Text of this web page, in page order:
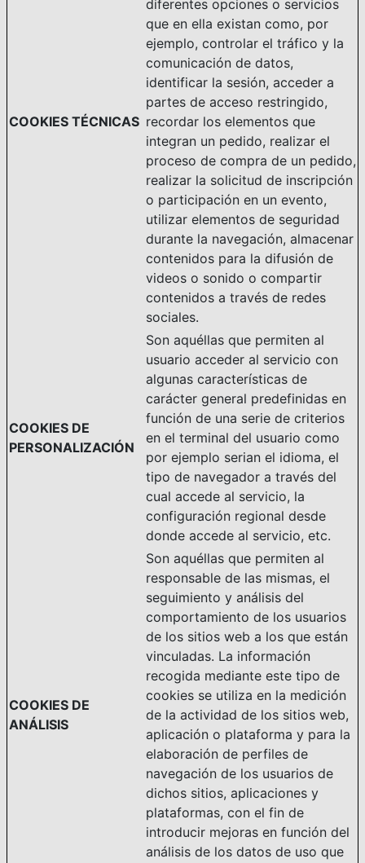
COOKIES TÉCNICAS
diferentes opciones o servicios
que en ella existan como, por
ejemplo, controlar el tráfico y la
comunicación de datos,
identificar la sesión, acceder a
partes de acceso restringido,
recordar los elementos que
integran un pedido, realizar el
proceso de compra de un pedido,
realizar la solicitud de inscripción
o participación en un evento,
utilizar elementos de seguridad
durante la navegación, almacenar
contenidos para la difusión de
videos o sonido o compartir
contenidos a través de redes
sociales.
COOKIES DE
PERSONALIZACIÓN
Son aquéllas que permiten al
usuario acceder al servicio con
algunas características de
carácter general predefinidas en
función de una serie de criterios
en el terminal del usuario como
por ejemplo serian el idioma, el
tipo de navegador a través del
cual accede al servicio, la
configuración regional desde
donde accede al servicio, etc.
COOKIES DE
ANÁLISIS
Son aquéllas que permiten al
responsable de las mismas, el
seguimiento y análisis del
comportamiento de los usuarios
de los sitios web a los que están
vinculadas. La información
recogida mediante este tipo de
cookies se utiliza en la medición
de la actividad de los sitios web,
aplicación o plataforma y para la
elaboración de perfiles de
navegación de los usuarios de
dichos sitios, aplicaciones y
plataformas, con el fin de
introducir mejoras en función del
análisis de los datos de uso que